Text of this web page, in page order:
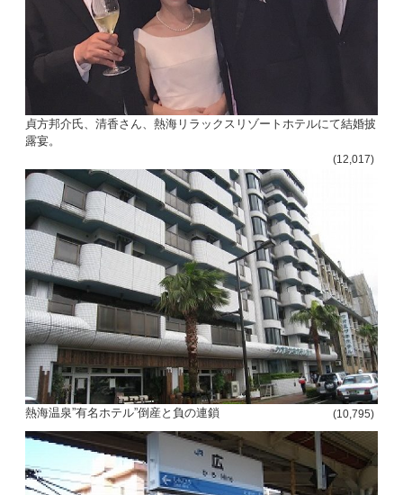
貞方邦介氏、清香さん、熱海リラックスリゾートホテルにて結婚披
露宴。
(12,017)
熱海温泉”有名ホテル”倒産と負の連鎖 (10,795)